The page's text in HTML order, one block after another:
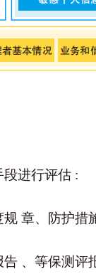
段进行评估 :
规 章、防护措
告 、等保测评